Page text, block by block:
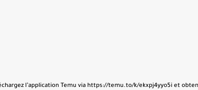
l’application Temu via https://temu.to/k/ekxpj4yyo5i et